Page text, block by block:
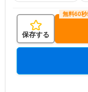
保存する